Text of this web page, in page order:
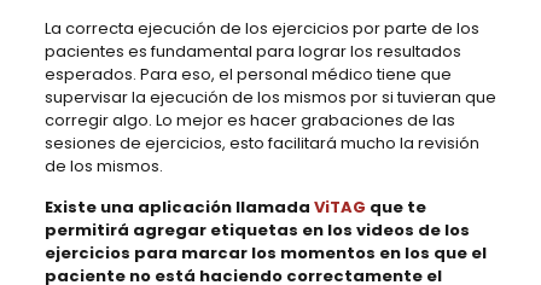
La correcta ejecución de los ejercicios por parte de los
pacientes es fundamental para lograr los resultados
esperados. Para eso, el personal médico tiene que
supervisar la ejecución de los mismos por si tuvieran que
corregir algo. Lo mejor es hacer grabaciones de las
sesiones de ejercicios, esto facilitará mucho la revisión
de los mismos.
Existe una aplicación llamada ViTAG que te
permitirá agregar etiquetas en los videos de los
ejercicios para marcar los momentos en los que el
paciente no está haciendo correctamente el